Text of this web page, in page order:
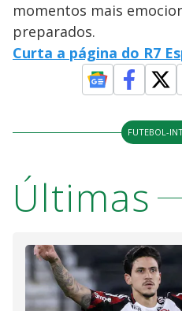
momentos mais
preparados.
Curta a página do R7
FUTEBOL-
Últimas